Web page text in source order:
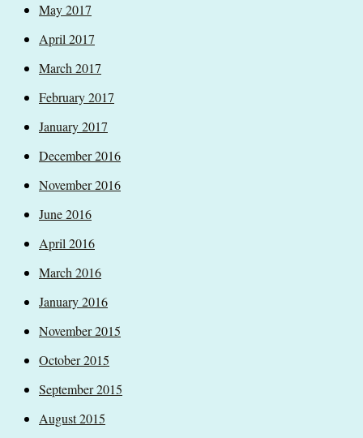
May 2017
April 2017
March 2017
February 2017
January 2017
December 2016
November 2016
June 2016
April 2016
March 2016
January 2016
November 2015
October 2015
September 2015
August 2015